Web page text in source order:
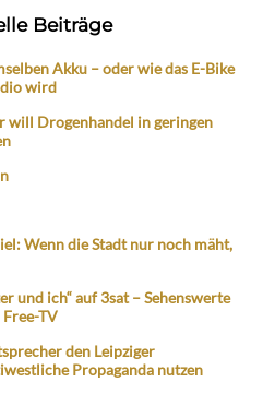
Beiträge
Akku – oder wie das E-Bike
wird
will Drogenhandel in geringen
Wenn die Stadt nur noch mäht,
und ich“ auf 3sat – Sehenswerte
TV
den Leipziger
Propaganda nutzen